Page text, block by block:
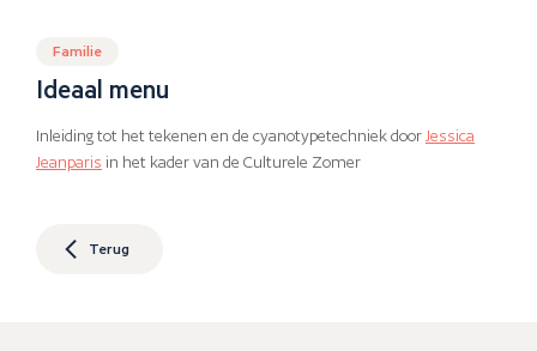
Familie
Ideaal menu
Inleiding tot het tekenen en de cyanotypetechniek door Jessica
Jeanparis in het kader van de Culturele Zomer
Terug